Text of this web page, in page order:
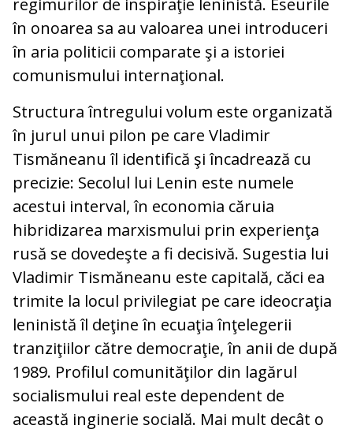
regimurilor de inspiraţie leninistă. Eseurile
în onoarea sa au valoarea unei introduceri
în aria politicii comparate şi a istoriei
comunismului internaţional.
Structura întregului volum este organizată
în jurul unui pilon pe care Vladimir
Tismăneanu îl identifică şi încadrează cu
precizie: Secolul lui Lenin este numele
acestui interval, în economia căruia
hibridizarea marxismului prin experienţa
rusă se dovedeşte a fi decisivă. Sugestia lui
Vladimir Tismăneanu este capitală, căci ea
trimite la locul privilegiat pe care ideocraţia
leninistă îl deţine în ecuaţia înţelegerii
tranziţiilor către democraţie, în anii de după
1989. Profilul comunităţilor din lagărul
socialismului real este dependent de
această inginerie socială. Mai mult decât o